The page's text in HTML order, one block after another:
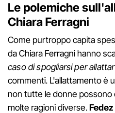
Le polemiche
Chiara Ferragni
Come purtroppo capita
da Chiara Ferragni hanno
caso di spogliarsi per
commenti. L'allattamento è
non tutte le donne possono
molte ragioni diverse.Fedez